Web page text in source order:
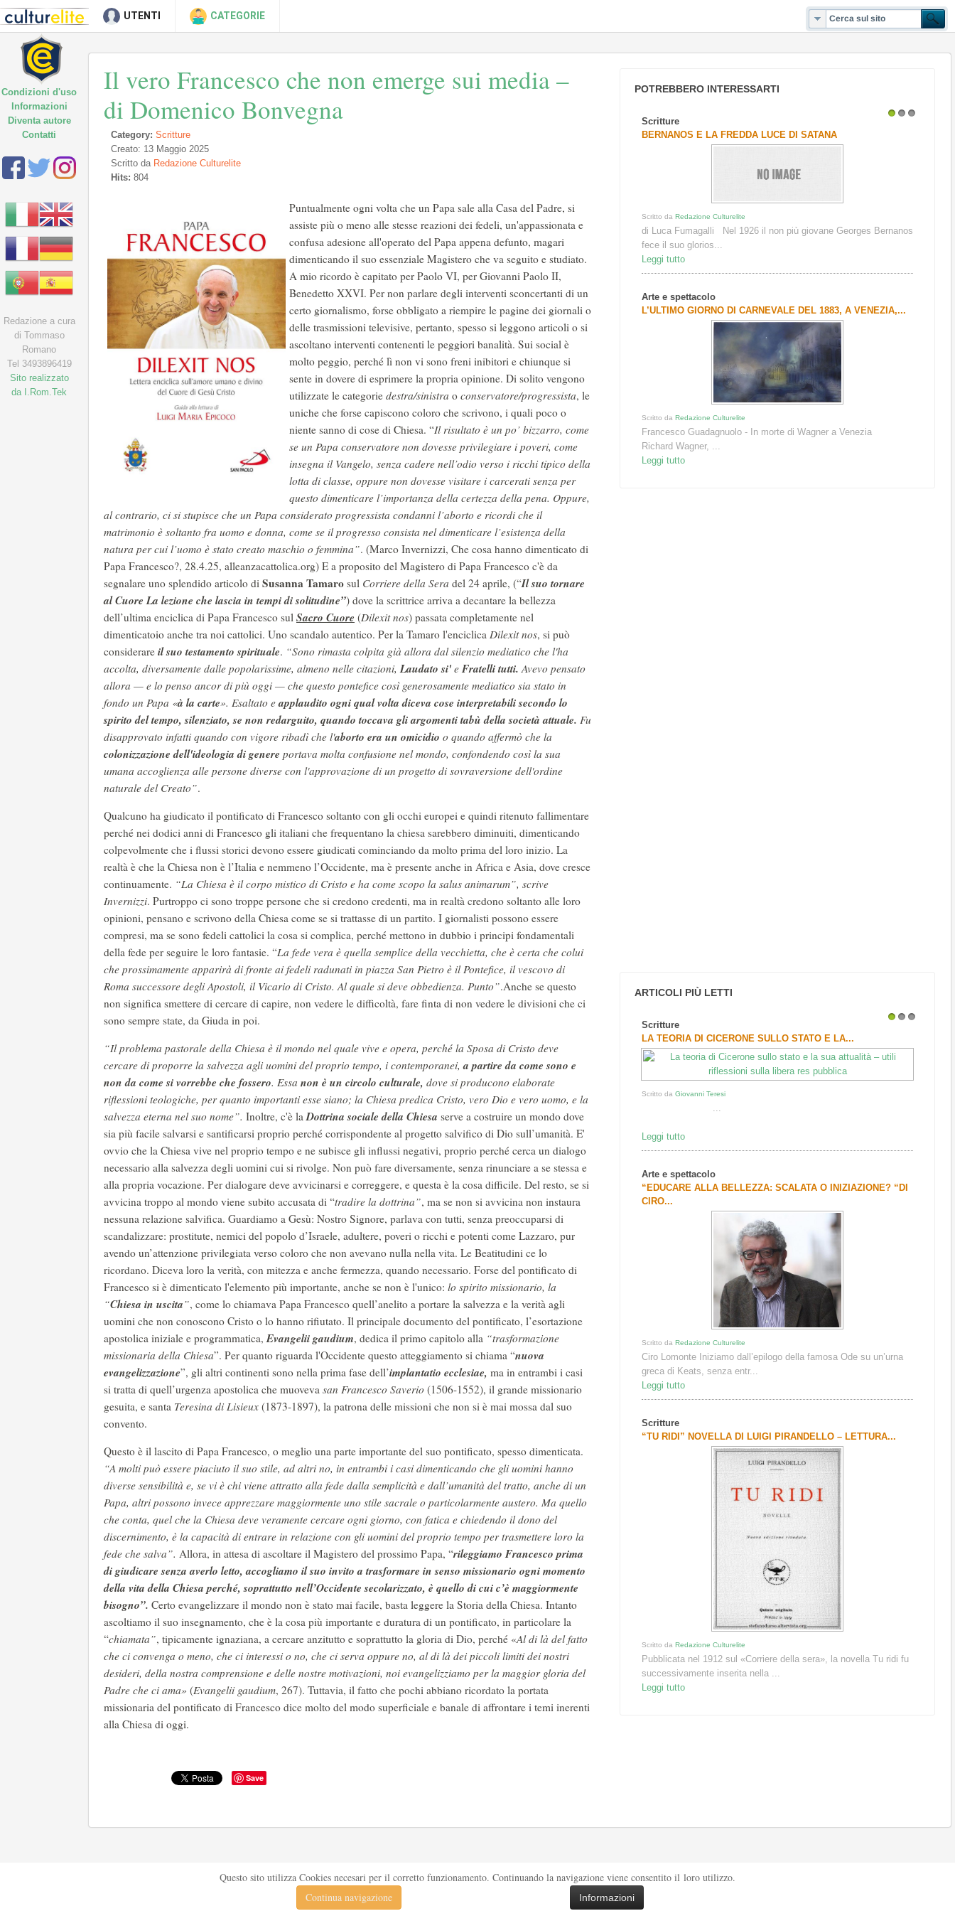
UTENTI CATEGORIE
Il vero Francesco che non emerge sui media –
di Domenico Bonvegna
Category: Scritture
Creato: 13 Maggio 2025
Scritto da Redazione Culturelite
Hits: 804
Puntualmente ogni volta che un Papa sale alla Casa del Padre, si
assiste più o meno alle stesse reazioni dei fedeli, un'appassionata e
confusa adesione all'operato del Papa appena defunto, magari
dimenticando il suo essenziale Magistero che va seguito e studiato.
A mio ricordo è capitato per Paolo VI, per Giovanni Paolo II,
Benedetto XXVI. Per non parlare degli interventi sconcertanti di un
certo giornalismo, forse obbligato a riempire le pagine dei giornali o
delle trasmissioni televisive, pertanto, spesso si leggono articoli o si
ascoltano interventi contenenti le peggiori banalità. Sui social è
molto peggio, perché lì non vi sono freni inibitori e chiunque si
sente in dovere di esprimere la propria opinione. Di solito vengono
utilizzate le categorie destra/sinistra o conservatore/progressista, le
uniche che forse capiscono coloro che scrivono, i quali poco o
niente sanno di cose di Chiesa. “Il risultato è un po’ bizzarro, come
se un Papa conservatore non dovesse privilegiare i poveri, come
insegna il Vangelo, senza cadere nell’odio verso i ricchi tipico della
lotta di classe, oppure non dovesse visitare i carcerati senza per
questo dimenticare l’importanza della certezza della pena. Oppure,
al contrario, ci si stupisce che un Papa considerato progressista condanni l’aborto e ricordi che il
matrimonio è soltanto fra uomo e donna, come se il progresso consista nel dimenticare l’esistenza della
natura per cui l’uomo è stato creato maschio o femmina”. (Marco Invernizzi, Che cosa hanno dimenticato di
Papa Francesco?, 28.4.25, alleanzacattolica.org) E a proposito del Magistero di Papa Francesco c'è da
segnalare uno splendido articolo di Susanna Tamaro sul Corriere della Sera del 24 aprile, (“Il suo tornare
al Cuore La lezione che lascia in tempi di solitudine”) dove la scrittrice arriva a decantare la bellezza
dell’ultima enciclica di Papa Francesco sul Sacro Cuore (Dilexit nos) passata completamente nel
dimenticatoio anche tra noi cattolici. Uno scandalo autentico. Per la Tamaro l'enciclica Dilexit nos, si può
considerare il suo testamento spirituale. “Sono rimasta colpita già allora dal silenzio mediatico che l'ha
accolta, diversamente dalle popolarissime, almeno nelle citazioni,Laudato si' e Fratelli tutti. Avevo pensato
allora — e lo penso ancor di più oggi — che questo pontefice così generosamente mediatico sia stato in
fondo un Papa «à la carte». Esaltato eapplaudito ogni qual volta diceva cose interpretabili secondo lo
spirito del tempo, silenziato, se non redarguito, quando toccava gli argomenti tabù della società attuale. Fu
disapprovato infatti quando con vigore ribadì che l'aborto era un omicidio o quando affermò che la
colonizzazione dell'ideologia di genere portava molta confusione nel mondo, confondendo così la sua
umana accoglienza alle persone diverse con l'approvazione di un progetto di sovraversione dell'ordine
naturale del Creato”.
Qualcuno ha giudicato il pontificato di Francesco soltanto con gli occhi europei e quindi ritenuto fallimentare
perché nei dodici anni di Francesco gli italiani che frequentano la chiesa sarebbero diminuiti, dimenticando
colpevolmente che i flussi storici devono essere giudicati cominciando da molto prima del loro inizio. La
realtà è che la Chiesa non è l’Italia e nemmeno l’Occidente, ma è presente anche in Africa e Asia, dove cresce
continuamente. “La Chiesa è il corpo mistico di Cristo e ha come scopo la salus animarum”, scrive
Invernizzi. Purtroppo ci sono troppe persone che si credono credenti, ma in realtà credono soltanto alle loro
opinioni, pensano e scrivono della Chiesa come se si trattasse di un partito. I giornalisti possono essere
compresi, ma se sono fedeli cattolici la cosa si complica, perché mettono in dubbio i principi fondamentali
della fede per seguire le loro fantasie. “La fede vera è quella semplice della vecchietta, che è certa che colui
che prossimamente apparirà di fronte ai fedeli radunati in piazza San Pietro è il Pontefice, il vescovo di
Roma successore degli Apostoli, il Vicario di Cristo. Al quale si deve obbedienza. Punto”.Anche se questo
non significa smettere di cercare di capire, non vedere le difficoltà, fare finta di non vedere le divisioni che ci
sono sempre state, da Giuda in poi.
“Il problema pastorale della Chiesa è il mondo nel quale vive e opera, perché la Sposa di Cristo deve
cercare di proporre la salvezza agli uomini del proprio tempo, i contemporanei,a partire da come sono e
non da come si vorrebbe che fossero. Essa non è un circolo culturale, dove si producono elaborate
riflessioni teologiche, per quanto importanti esse siano; la Chiesa predica Cristo, vero Dio e vero uomo, e la
salvezza eterna nel suo nome”. Inoltre, c'è laDottrina sociale della Chiesa serve a costruire un mondo dove
sia più facile salvarsi e santificarsi proprio perché corrispondente al progetto salvifico di Dio sull’umanità. E'
ovvio che la Chiesa vive nel proprio tempo e ne subisce gli influssi negativi, proprio perché cerca un dialogo
necessario alla salvezza degli uomini cui si rivolge. Non può fare diversamente, senza rinunciare a se stessa e
alla propria vocazione. Per dialogare deve avvicinarsi e correggere, e questa è la cosa difficile. Del resto, se si
avvicina troppo al mondo viene subito accusata di “tradire la dottrina”, ma se non si avvicina non instaura
nessuna relazione salvifica. Guardiamo a Gesù: Nostro Signore, parlava con tutti, senza preoccuparsi di
scandalizzare: prostitute, nemici del popolo d’Israele, adultere, poveri o ricchi e potenti come Lazzaro, pur
avendo un’attenzione privilegiata verso coloro che non avevano nulla nella vita. Le Beatitudini ce lo
ricordano. Diceva loro la verità, con mitezza e anche fermezza, quando necessario. Forse del pontificato di
Francesco si è dimenticato l'elemento più importante, anche se non è l'unico: lo spirito missionario, la
“Chiesa in uscita”, come lo chiamava Papa Francesco quell’anelito a portare la salvezza e la verità agli
uomini che non conoscono Cristo o lo hanno rifiutato. Il principale documento del pontificato, l’esortazione
apostolica iniziale e programmatica, Evangelii gaudium, dedica il primo capitolo alla “trasformazione
missionaria della Chiesa”. Per quanto riguarda l'Occidente questo atteggiamento si chiama “nuova
evangelizzazione”, gli altri continenti sono nella prima fase dell’implantatio ecclesiae, ma in entrambi i casi
si tratta di quell’urgenza apostolica che muoveva san Francesco Saverio (1506-1552), il grande missionario
gesuita, e santa Teresina di Lisieux (1873-1897), la patrona delle missioni che non si è mai mossa dal suo
convento.
Questo è il lascito di Papa Francesco, o meglio una parte importante del suo pontificato, spesso dimenticata.
“A molti può essere piaciuto il suo stile, ad altri no, in entrambi i casi dimenticando che gli uomini hanno
diverse sensibilità e, se vi è chi viene attratto alla fede dalla semplicità e dall’umanità del tratto, anche di un
Papa, altri possono invece apprezzare maggiormente uno stile sacrale o particolarmente austero. Ma quello
che conta, quel che la Chiesa deve veramente cercare ogni giorno, con fatica e chiedendo il dono del
discernimento, è la capacità di entrare in relazione con gli uomini del proprio tempo per trasmettere loro la
fede che salva”. Allora, in attesa di ascoltare il Magistero del prossimo Papa, “rileggiamo Francesco prima
di giudicare senza averlo letto, accogliamo il suo invito a trasformare in senso missionario ogni momento
della vita della Chiesa perché, soprattutto nell’Occidente secolarizzato, è quello di cui c’è maggiormente
bisogno”. Certo evangelizzare il mondo non è stato mai facile, basta leggere la Storia della Chiesa. Intanto
ascoltiamo il suo insegnamento, che è la cosa più importante e duratura di un pontificato, in particolare la
“chiamata”, tipicamente ignaziana, a cercare anzitutto e soprattutto la gloria di Dio, perché «Al di là del fatto
che ci convenga o meno, che ci interessi o no, che ci serva oppure no, al di là dei piccoli limiti dei nostri
desideri, della nostra comprensione e delle nostre motivazioni, noi evangelizziamo per la maggior gloria del
Padre che ci ama» (Evangelii gaudium, 267). Tuttavia, il fatto che pochi abbiano ricordato la portata
missionaria del pontificato di Francesco dice molto del modo superficiale e banale di affrontare i temi inerenti
alla Chiesa di oggi.
Save
POTREBBERO INTERESSARTI
Scritture
BERNANOS E LA FREDDA LUCE DI SATANA
Scritto daRedazione Culturelite
di Luca Fumagalli Nel 1926 il non più giovane Georges Bernanos
fece il suo glorios...
Leggi tutto
Arte e spettacolo
L’ULTIMO GIORNO DI CARNEVALE DEL 1883, A VENEZIA,...
Scritto daRedazione Culturelite
Francesco Guadagnuolo - In morte di Wagner a Venezia
Richard Wagner, ...
Leggi tutto
ARTICOLI PIÙ LETTI
Scritture
LA TEORIA DI CICERONE SULLO STATO E LA...
Scritto daGiovanni Teresi
...
Leggi tutto
Arte e spettacolo
“EDUCARE ALLA BELLEZZA: SCALATA O INIZIAZIONE? “DI
CIRO...
Scritto daRedazione Culturelite
Ciro Lomonte Iniziamo dall’epilogo della famosa Ode su un’urna
greca di Keats, senza entr...
Leggi tutto
Scritture
“TU RIDI” NOVELLA DI LUIGI PIRANDELLO – LETTURA...
Scritto daRedazione Culturelite
Pubblicata nel 1912 sul «Corriere della sera», la novella Tu ridi fu
successivamente inserita nella ...
Leggi tutto
Condizioni d'uso
Informazioni
Diventa autore
Contatti
Redazione a cura
di Tommaso
Romano
Tel 3493896419
Sito realizzato
da I.Rom.Tek
Questo sito utilizza Cookies necesari per il corretto funzionamento. Continuando la navigazione viene consentito il loro utilizzo.
Continua navigazione
Informazioni